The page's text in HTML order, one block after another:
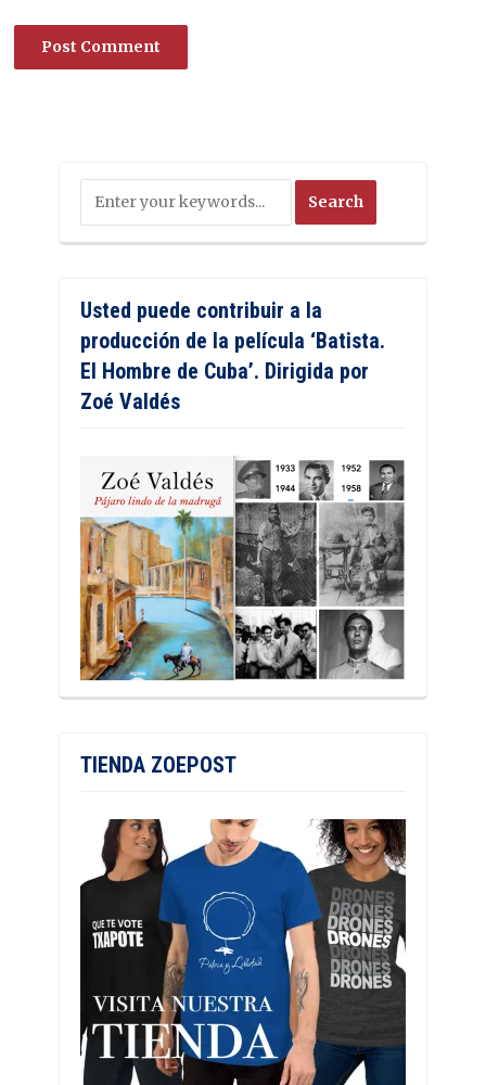
Usted puede contribuir a la
producción de la película ‘Batista.
El Hombre de Cuba’. Dirigida por
Zoé Valdés
TIENDA ZOEPOST